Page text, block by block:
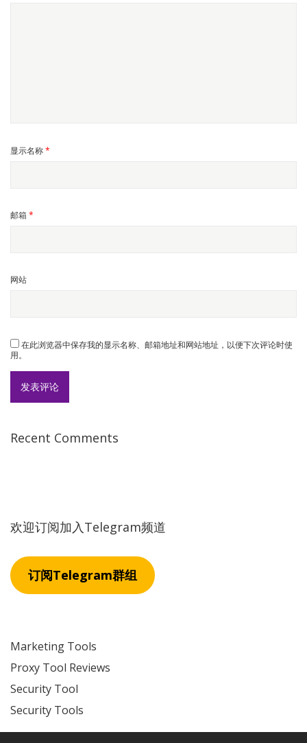
显示名称*
邮箱 *
网站
在此浏览器中保存我的显示名称、邮箱地址和网站地址，以便下次评论时使
用。
Recent Comments
欢迎订阅加入Telegram频道
订阅Telegram群组
Marketing Tools
Proxy Tool Reviews
Security Tool
Security Tools